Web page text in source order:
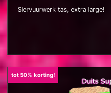
Siervuurwerk tas, extra large!
tot 50% korting!